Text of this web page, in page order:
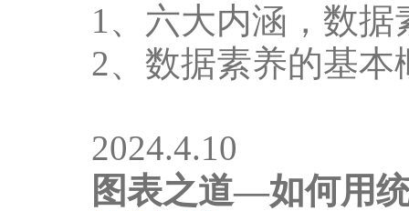
1、六大内涵，数据
2、数据素养的基
2024.4.10
图表之道—如何用